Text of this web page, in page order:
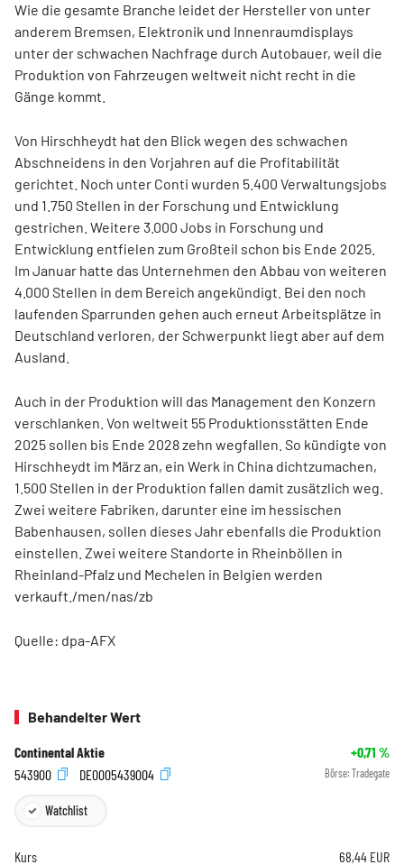
Wie die gesamte Branche leidet der Hersteller von unter
anderem Bremsen, Elektronik und Innenraumdisplays
unter der schwachen Nachfrage durch Autobauer, weil die
Produktion von Fahrzeugen weltweit nicht recht in die
Gänge kommt.
Von Hirschheydt hat den Blick wegen des schwachen
Abschneidens in den Vorjahren auf die Profitabilität
gerichtet. Noch unter Conti wurden 5.400 Verwaltungsjobs
und 1.750 Stellen in der Forschung und Entwicklung
gestrichen. Weitere 3.000 Jobs in Forschung und
Entwicklung entfielen zum Großteil schon bis Ende 2025.
Im Januar hatte das Unternehmen den Abbau von weiteren
4.000 Stellen in dem Bereich angekündigt. Bei den noch
laufenden Sparrunden gehen auch erneut Arbeitsplätze in
Deutschland verloren, der Schwerpunkt liegt aber auf dem
Ausland.
Auch in der Produktion will das Management den Konzern
verschlanken. Von weltweit 55 Produktionsstätten Ende
2025 sollen bis Ende 2028 zehn wegfallen. So kündigte von
Hirschheydt im März an, ein Werk in China dichtzumachen,
1.500 Stellen in der Produktion fallen damit zusätzlich weg.
Zwei weitere Fabriken, darunter eine im hessischen
Babenhausen, sollen dieses Jahr ebenfalls die Produktion
einstellen. Zwei weitere Standorte in Rheinböllen in
Rheinland-Pfalz und Mechelen in Belgien werden
verkauft./men/nas/zb
Quelle: dpa-AFX
Behandelter Wert
Continental Aktie +0,71 %
543900
DE0005439004 Börse: Tradegate
Watchlist
Kurs 68,44 EUR